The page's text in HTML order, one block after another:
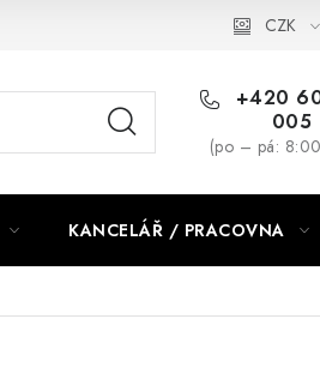
NBM+ CZK
+420
005
(po – pá:
KANCELÁŘ / PRACOVNA